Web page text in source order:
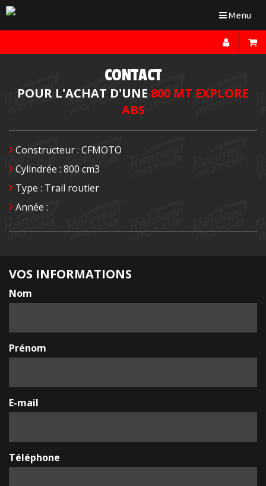
Toggle
Menu
CONTACT
POUR L'ACHAT D'UNE 800 MT EXPLORE
ABS
Constructeur : CFMOTO
Cylindrée : 800 cm3
Type : Trail routier
Année :
VOS INFORMATIONS
Nom
Prénom
E-mail
Téléphone